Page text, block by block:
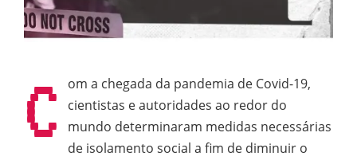
C
om a chegada da pandemia de Covid-19,
cientistas e autoridades ao redor do
mundo determinaram medidas necessárias
de isolamento social a fim de diminuir o